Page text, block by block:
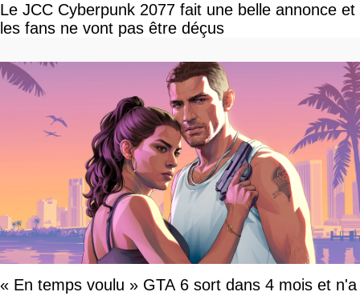
Le JCC Cyberpunk 2077 fait une belle annonce et
les fans ne vont pas être déçus
« En temps voulu » GTA 6 sort dans 4 mois et n'a